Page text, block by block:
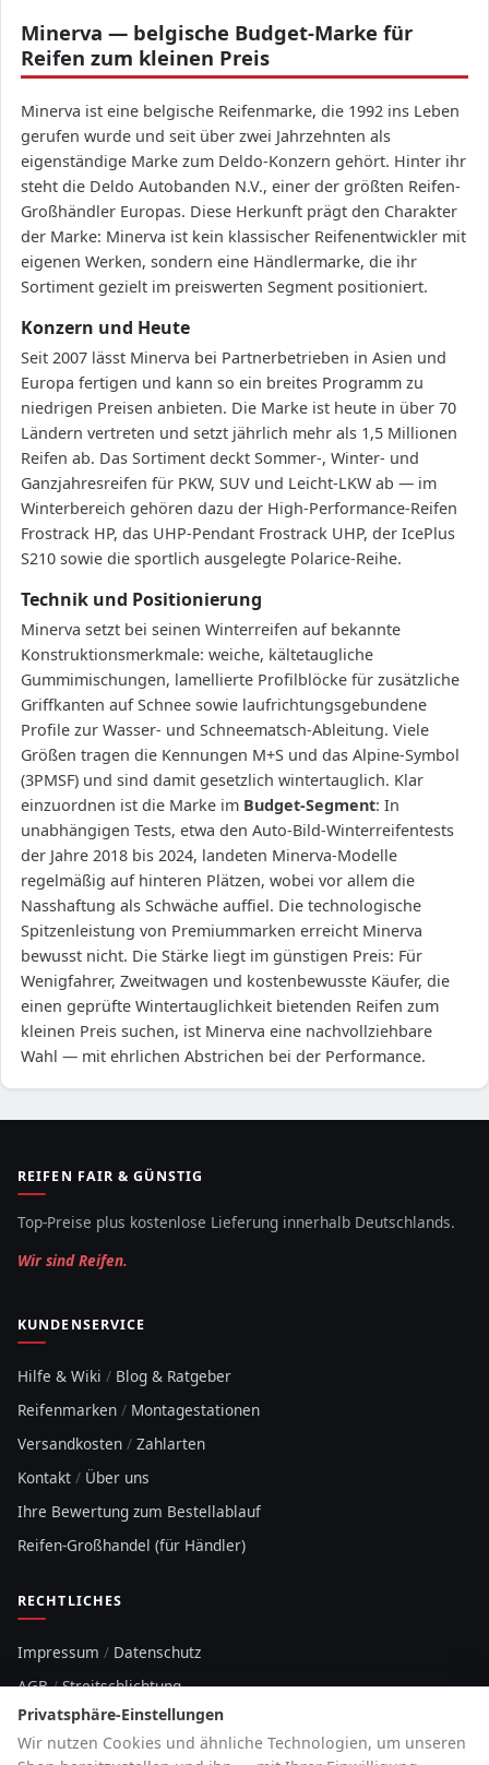
Minerva — belgische Budget-Marke für
Reifen zum kleinen Preis
Minerva ist eine belgische Reifenmarke, die 1992 ins Leben
gerufen wurde und seit über zwei Jahrzehnten als
eigenständige Marke zum Deldo-Konzern gehört. Hinter ihr
steht die Deldo Autobanden N.V., einer der größten Reifen-
Großhändler Europas. Diese Herkunft prägt den Charakter
der Marke: Minerva ist kein klassischer Reifenentwickler mit
eigenen Werken, sondern eine Händlermarke, die ihr
Sortiment gezielt im preiswerten Segment positioniert.
Konzern und Heute
Seit 2007 lässt Minerva bei Partnerbetrieben in Asien und
Europa fertigen und kann so ein breites Programm zu
niedrigen Preisen anbieten. Die Marke ist heute in über 70
Ländern vertreten und setzt jährlich mehr als 1,5 Millionen
Reifen ab. Das Sortiment deckt Sommer-, Winter- und
Ganzjahresreifen für PKW, SUV und Leicht-LKW ab — im
Winterbereich gehören dazu der High-Performance-Reifen
Frostrack HP, das UHP-Pendant Frostrack UHP, der IcePlus
S210 sowie die sportlich ausgelegte Polarice-Reihe.
Technik und Positionierung
Minerva setzt bei seinen Winterreifen auf bekannte
Konstruktionsmerkmale: weiche, kältetaugliche
Gummimischungen, lamellierte Profilblöcke für zusätzliche
Griffkanten auf Schnee sowie laufrichtungsgebundene
Profile zur Wasser- und Schneematsch-Ableitung. Viele
Größen tragen die Kennungen M+S und das Alpine-Symbol
(3PMSF) und sind damit gesetzlich wintertauglich. Klar
einzuordnen ist die Marke im Budget-Segment: In
unabhängigen Tests, etwa den Auto-Bild-Winterreifentests
der Jahre 2018 bis 2024, landeten Minerva-Modelle
regelmäßig auf hinteren Plätzen, wobei vor allem die
Nasshaftung als Schwäche auffiel. Die technologische
Spitzenleistung von Premiummarken erreicht Minerva
bewusst nicht. Die Stärke liegt im günstigen Preis: Für
Wenigfahrer, Zweitwagen und kostenbewusste Käufer, die
einen geprüfte Wintertauglichkeit bietenden Reifen zum
kleinen Preis suchen, ist Minerva eine nachvollziehbare
Wahl — mit ehrlichen Abstrichen bei der Performance.
REIFEN FAIR & GÜNSTIG
Top-Preise plus kostenlose Lieferung innerhalb Deutschlands.
Wir sind Reifen.
KUNDENSERVICE
Hilfe & Wiki / Blog & Ratgeber
Reifenmarken / Montagestationen
Versandkosten / Zahlarten
Kontakt / Über uns
Ihre Bewertung zum Bestellablauf
Reifen-Großhandel (für Händler)
RECHTLICHES
Impressum / Datenschutz
AGB/Streitschlichtung
Sitemap
Cookie-Hinweis
Privatsphäre-Einstellungen
Wir nutzen Cookies und ähnliche Technologien, um unseren